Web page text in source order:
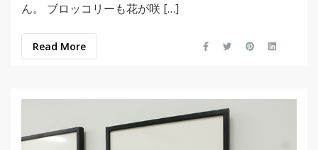
ん。 ブロッコリーも花が咲 […]
Read More